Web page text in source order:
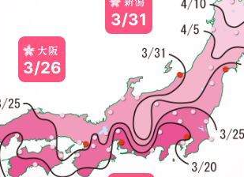
3/31
3/26